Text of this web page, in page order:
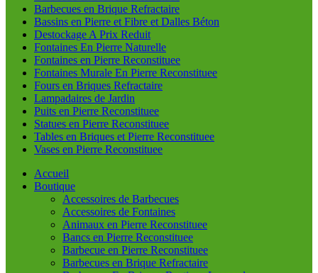
Barbecues en Brique Refractaire
Bassins en Pierre et Fibre et Dalles Béton
Destockage A Prix Reduit
Fontaines En Pierre Naturelle
Fontaines en Pierre Reconstituee
Fontaines Murale En Pierre Reconstituee
Fours en Briques Refractaire
Lampadaires de Jardin
Puits en Pierre Reconstituee
Statues en Pierre Reconstituee
Tables en Briques et Pierre Reconstituee
Vases en Pierre Reconstituee
Accueil
Boutique
Accessoires de Barbecues
Accessoires de Fontaines
Animaux en Pierre Reconstituee
Bancs en Pierre Reconstituee
Barbecue en Pierre Reconstituee
Barbecues en Brique Refractaire